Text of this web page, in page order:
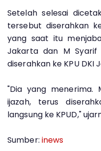
Setelah selesai
tersebut diserahkan
yang saat itu
Jakarta dan M
diserahkan ke KPU DKI
"Dia yang menerima.
ijazah, terus
langsung ke KPUD,"
Sumber: inews